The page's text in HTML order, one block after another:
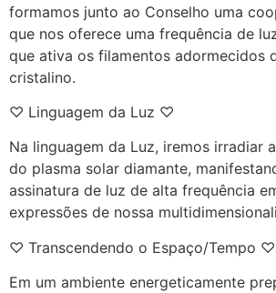
formamos junto ao Conselho uma
que nos oferece uma frequência de
que ativa os filamentos adormecidos
cristalino.
♡ Linguagem da Luz ♡
Na linguagem da Luz, iremos irradiar
do plasma solar diamante,
assinatura de luz de alta frequência
expressões de nossa
♡ Transcendendo o Espaço/Tempo ♡
Em um ambiente energeticamente